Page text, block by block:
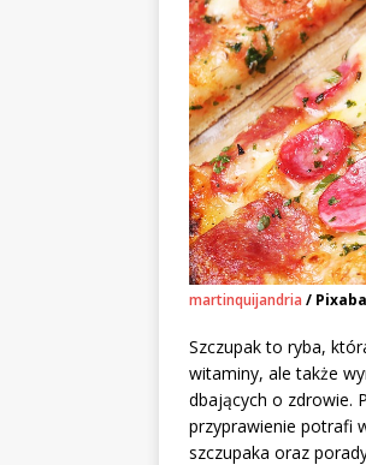
martinquijandria /
Szczupak to ryba,
witaminy, ale także
dbających o zdrowie.
przyprawienie potrafi
szczupaka oraz